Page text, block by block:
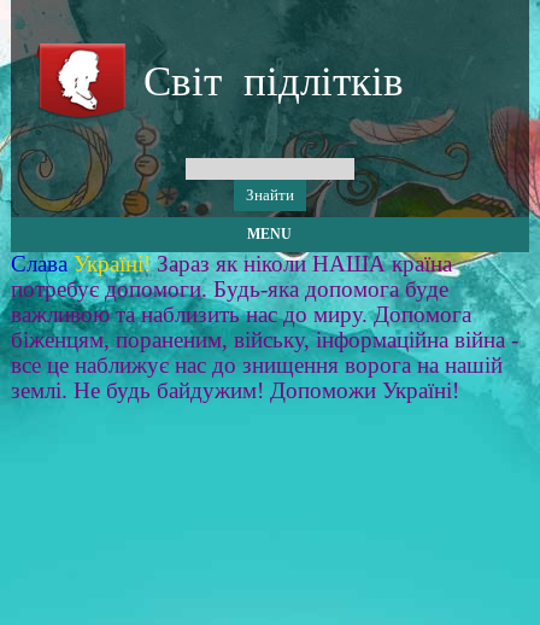
Світ підлітків
MENU
Слава Україні! Зараз як ніколи НАША країна
потребує допомоги. Будь-яка допомога буде
важливою та наблизить нас до миру. Допомога
біженцям, пораненим, війську, інформаційна війна -
все це наближує нас до знищення ворога на нашій
землі. Не будь байдужим! Допоможи Україні!